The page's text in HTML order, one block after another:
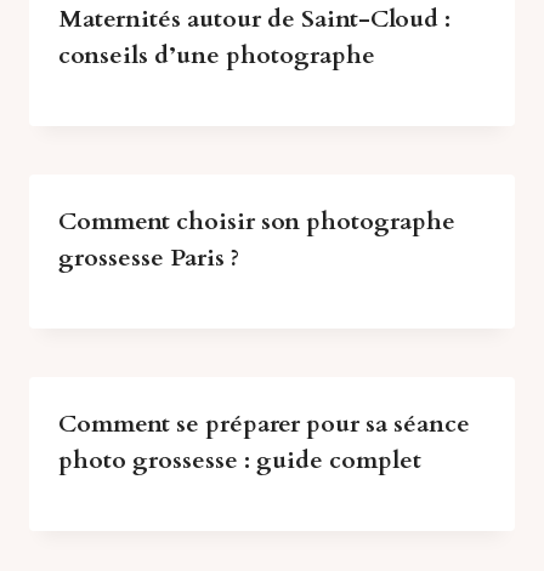
Maternités autour de Saint-Cloud :
conseils d’une photographe
Comment choisir son photographe
grossesse Paris ?
Comment se préparer pour sa séance
photo grossesse : guide complet